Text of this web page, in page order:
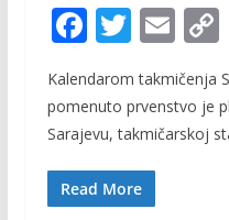
F
ac
e
b
o
o
T
w
itt
er
E
m
ai
l
C
Kalendarom takmičenja
pomenuto prvenstvo je
Sarajevu, takmičarskoj
Read More